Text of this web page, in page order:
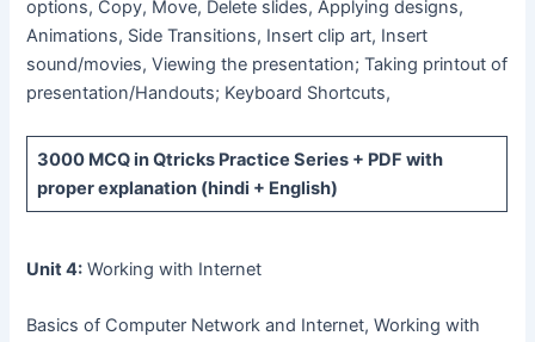
options, Copy, Move, Delete slides, Applying designs,
Animations, Side Transitions, Insert clip art, Insert
sound/movies, Viewing the presentation; Taking printout of
presentation/Handouts; Keyboard Shortcuts,
3000 MCQin Qtricks Practice Series + PDF with
proper explanation (hindi + English)
Unit 4: Working with Internet
Basics of Computer Network and Internet, Working with